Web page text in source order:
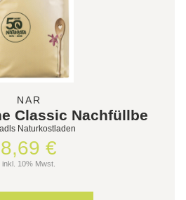
NAR
Classic Nachfüllbe
Naturkostladen
8,69 €
inkl. 10% Mwst.